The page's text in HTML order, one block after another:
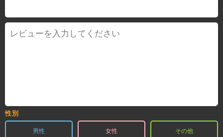
性別
男性 女性 その他